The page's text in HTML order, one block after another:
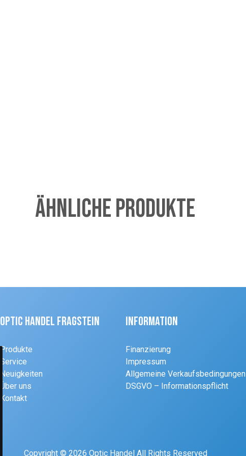
Ähnliche Produkte
Optic Handel Fragstein
Produkte
Service
Neuigkeiten
Über uns
Kontakt
Information
Finanzierung
Impressum
Allgemeine Verkaufsbedingungen
DSGVO – Informationspflicht
Copyright © 2026 Optic Handel All Rights Reserved